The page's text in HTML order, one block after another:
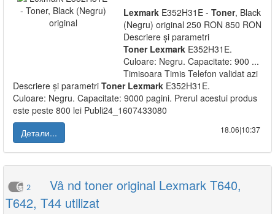
Lexmark E352H31E - Toner, Black
(Negru) original 250 RON 850 RON
Descriere și parametri
Toner Lexmark E352H31E.
Culoare: Negru. Capacitate: 900 ...
Timisoara Timis Telefon validat azi
Descriere și parametri Toner Lexmark E352H31E.
Culoare: Negru. Capacitate: 9000 pagini. Prerul acestui produs
este peste 800 lei Publi24_1607433080
Детали...
18.06|10:37
2
Vâ nd toner original Lexmark T640,
T642, T44 utilizat